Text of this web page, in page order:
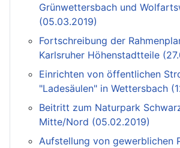
Grünwettersbach und
(05.03.2019)
Fortschreibung der
Karlsruher Höhenstadtteile
Einrichten von öffentlichen
"Ladesäulen" in Wettersbach
Beitritt zum Naturpark
Mitte/Nord (05.02.2019)
Aufstellung von gewerblichen